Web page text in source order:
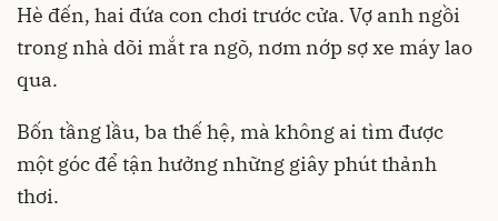
Hè đến, hai đứa con chơi trước cửa. Vợ anh ngồi
trong nhà dõi mắt ra ngõ, nơm nớp sợ xe máy lao
qua.
Bốn tầng lầu, ba thế hệ, mà không ai tìm được
một góc để tận hưởng những giây phút thảnh
thơi.